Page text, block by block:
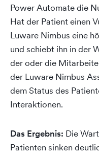
Power Automate die
Hat der Patient einen
Luware Nimbus eine
und schiebt ihn in der
der oder die
der Luware Nimbus
dem Status des
Interaktionen.
Das Ergebnis: Die
Patienten sinken